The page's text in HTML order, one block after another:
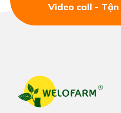
Video call - Tận